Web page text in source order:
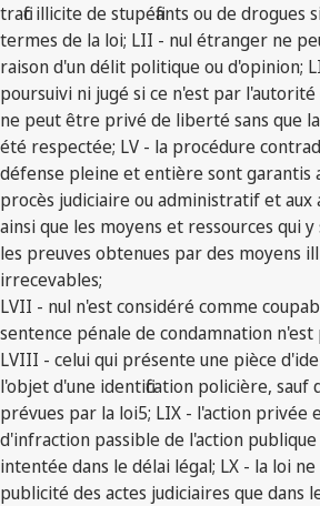
trafic illicite de stupéfiants ou de drogues
termes de la loi; LII - nul étranger ne
raison d'un délit politique ou d'opinion;
poursuivi ni jugé si ce n'est par
ne peut être privé de liberté sans que
été respectée; LV - la procédure
défense pleine et entière sont garantis
procès judiciaire ou administratif et aux
ainsi que les moyens et ressources qui
les preuves obtenues par des moyens
irrecevables;
LVII - nul n'est considéré comme
sentence pénale de condamnation n'est
LVIII - celui qui présente une pièce
l'objet d'une identification policière, sauf
prévues par la loi5; LIX - l'action privée
d'infraction passible de l'action
intentée dans le délai légal; LX - la loi
publicité des actes judiciaires que dans